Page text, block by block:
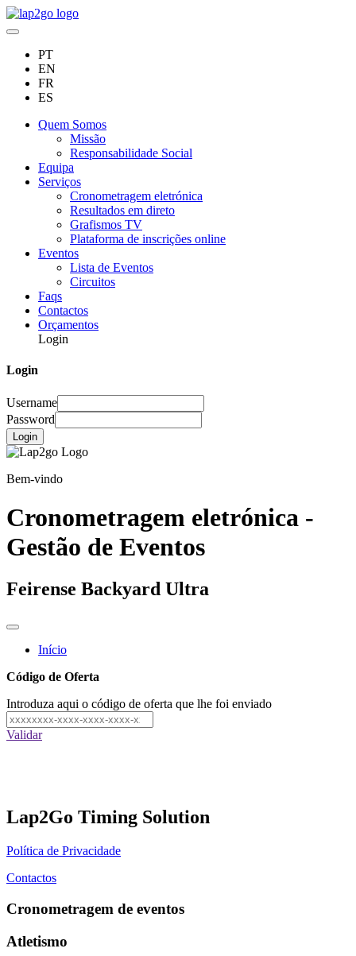
PT
EN
FR
ES
Quem Somos
Missão
Responsabilidade Social
Equipa
Serviços
Cronometragem eletrónica
Resultados em direto
Grafismos TV
Plataforma de inscrições online
Eventos
Lista de Eventos
Circuitos
Faqs
Contactos
Orçamentos
Login
Login
Username
Password
Login
Bem-vindo
Cronometragem eletrónica -
Gestão de Eventos
Feirense Backyard Ultra
Início
Código de Oferta
Introduza aqui o código de oferta que lhe foi enviado
Validar
Lap2Go Timing Solution
Política de Privacidade
Contactos
Cronometragem de eventos
Atletismo